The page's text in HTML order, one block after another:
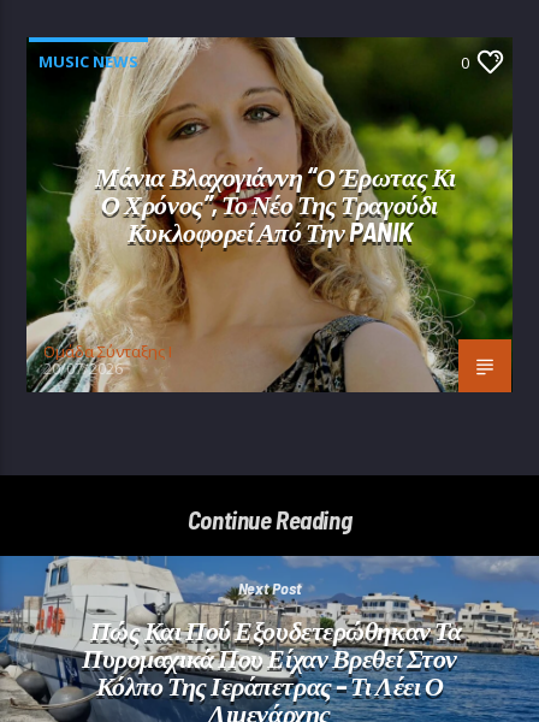
MUSIC NEWS 0
Μάνια Βλαχογιάννη “Ο Έρωτας Κι
Ο Χρόνος”, Το Νέο Της Τραγούδι
Κυκλοφορεί Από Την PANIK
Oμάδα Σύνταξης Ι
20/07/2026
Continue Reading
Next Post
Πώς Και Πού Εξουδετερώθηκαν Τα
Πυρομαχικά Που Είχαν Βρεθεί Στον
Κόλπο Της Ιεράπετρας – Τι Λέει Ο
Λιμενάρχης